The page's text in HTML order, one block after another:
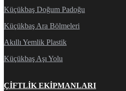
Küçükbaş Doğum Padoğu
Küçükbaş Ara Bölmeleri
Akıllı Yemlik Plastik
Küçükbaş Aşı Yolu
ÇIFTLIK EKIPMANLARI